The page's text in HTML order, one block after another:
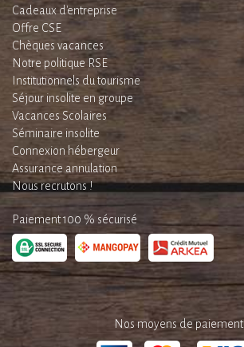
Cadeaux d'entreprise
Offre CSE
Chèques vacances
Notre politique RSE
Institutionnels du tourisme
Séjour insolite en groupe
Vacances Scolaires
Séminaire insolite
Connexion hébergeur
Assurance annulation
Nous recrutons !
Paiement 100 % sécurisé
Nos moyens de paiement